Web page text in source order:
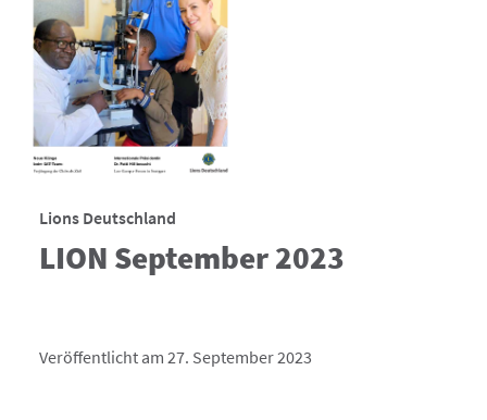
Lions Deutschland
LION September 2023
Veröffentlicht am 27. September 2023